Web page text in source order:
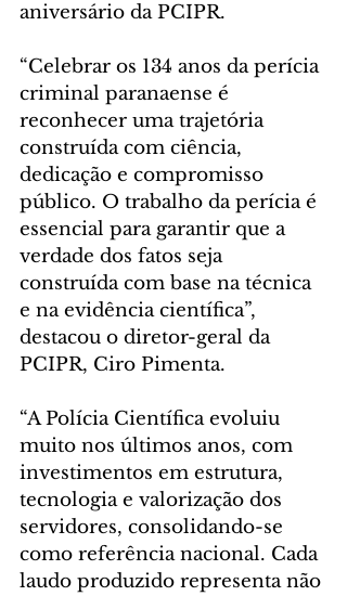
aniversário da PCIPR.
“Celebrar os 134 anos da perícia
criminal paranaense é
reconhecer uma trajetória
construída com ciência,
dedicação e compromisso
público. O trabalho da perícia é
essencial para garantir que a
verdade dos fatos seja
construída com base na técnica
e na evidência científica”,
destacou o diretor-geral da
PCIPR, Ciro Pimenta.
“A Polícia Científica evoluiu
muito nos últimos anos, com
investimentos em estrutura,
tecnologia e valorização dos
servidores, consolidando-se
como referência nacional. Cada
laudo produzido representa não